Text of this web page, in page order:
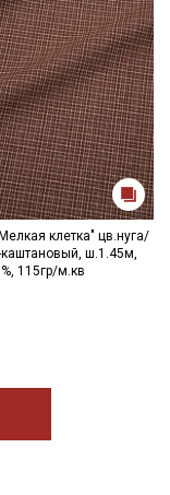
клетка" цв.нуга/
ш.1.45м,
115гр/м.кв